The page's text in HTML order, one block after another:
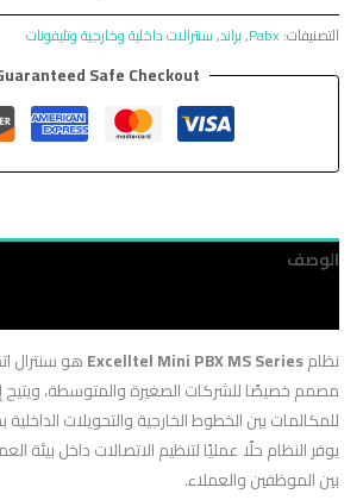
التصنيفات: Pabx
,براند,سنترالات داخلية وخارجية وتليفونات
Safe Checkout
الوصف
نظامExcelltel Mini PBX MS Seriesهو سنترال
مصمم خصيصًا للشركات الصغيرة والمتوسطة، ويتيح
للمكالمات بين الخطوط الخارجية والتحويلات
يوفر النظام حلًا عمليًا لتنظيم الاتصالات داخل بيئة
بين الموظفين والعملاء.